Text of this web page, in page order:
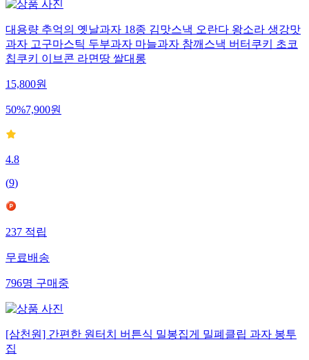
대용량 추억의 옛날과자 18종 김맛스낵 오란다 왕소라 생강맛
과자 고구마스틱 두부과자 마늘과자 참깨스낵 버터쿠키 초코
칩쿠키 이브콘 라면땅 쌀대롱
15,800원
50%7,900원
4.8
(9)
237적립
무료배송
796명구매중
[삼천원] 간편한 원터치 버튼식 밀봉집게 밀폐클립 과자 봉투
집